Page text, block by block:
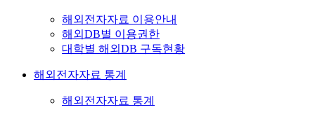
해외전자자료 이용안내
해외DB별 이용권한
대학별 해외DB 구독현황
해외전자자료 통계
해외전자자료 통계